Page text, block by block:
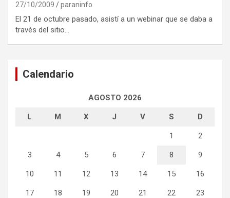
27/10/2009 paraninfo
El 21 de octubre pasado, asistí a un webinar que se daba a
través del sitio…
Calendario
AGOSTO 2026
L M X J V S D
1 2
3 4 5 6 7 8 9
10 11 12 13 14 15 16
17 18 19 20 21 22 23